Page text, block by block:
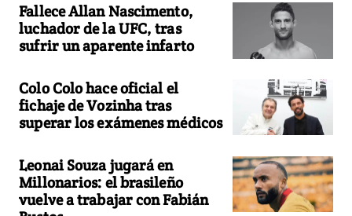
Fallece Allan Nascimento,
luchador de la UFC, tras
sufrir un aparente infarto
Colo Colo hace oficial el
fichaje de Vozinha tras
superar los exámenes médicos
Leonai Souza jugará en
Millonarios: el brasileño
vuelve a trabajar con Fabián